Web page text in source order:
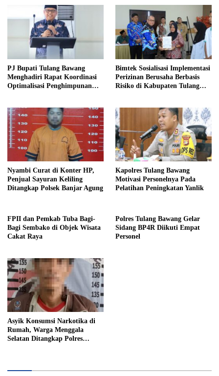
PJ Bupati Tulang Bawang
Menghadiri Rapat Koordinasi
Optimalisasi Penghimpunan
Bimtek Sosialisasi Implementasi
Perizinan Berusaha Berbasis
Risiko di Kabupaten Tulang
Nyambi Curat di Konter HP,
Penjual Sayuran Keliling
Ditangkap Polsek Banjar Agung
Kapolres Tulang Bawang
Motivasi Personelnya Pada
Pelatihan Peningkatan Yanlik
FPII dan Pemkab Tuba Bagi-
Bagi Sembako di Objek Wisata
Cakat Raya
Polres Tulang Bawang Gelar
Sidang BP4R Diikuti Empat
Personel
Asyik Konsumsi Narkotika di
Rumah, Warga Menggala
Selatan Ditangkap Polres